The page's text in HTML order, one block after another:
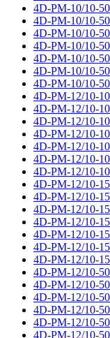
4D-PM-10/10-
4D-PM-10/10-
4D-PM-10/10-
4D-PM-10/10-
4D-PM-10/10-
4D-PM-10/10-
4D-PM-10/10-
4D-PM-12/10-
4D-PM-12/10-
4D-PM-12/10-
4D-PM-12/10-
4D-PM-12/10-
4D-PM-12/10-
4D-PM-12/10-
4D-PM-12/10-
4D-PM-12/10-
4D-PM-12/10-
4D-PM-12/10-
4D-PM-12/10-
4D-PM-12/10-
4D-PM-12/10-
4D-PM-12/10-
4D-PM-12/10-
4D-PM-12/10-
4D-PM-12/10-
4D-PM-12/10-
4D-PM-12/10-